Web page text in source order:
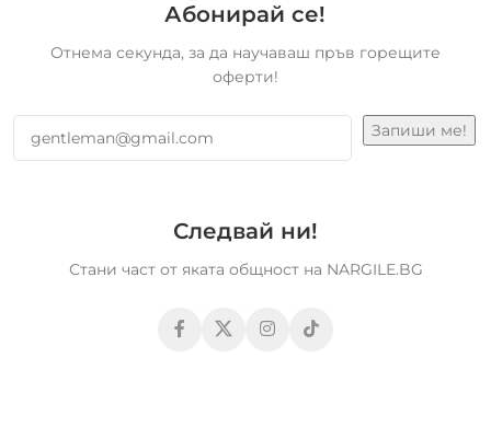
Абонирай се!
Отнема секунда, за да научаваш пръв горещите
оферти!
Следвай ни!
Стани част от яката общност на NARGILE.BG